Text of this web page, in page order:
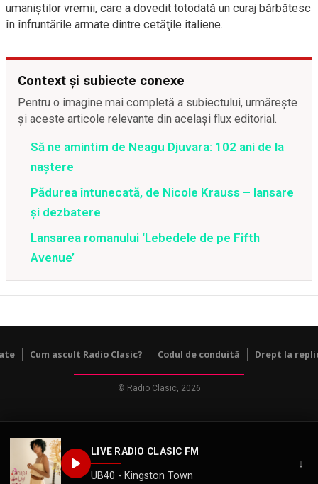
LIVE RADIO CLASIC FM
UB40 - Kingston Town
↓
umaniştilor vremii, care a dovedit totodată un curaj bărbătesc
în înfruntările armate dintre cetăţile italiene.
Context și subiecte conexe
Pentru o imagine mai completă a subiectului, urmărește
și aceste articole relevante din același flux editorial.
Să ne amintim de Neagu Djuvara: 102 ani de la
naștere
Pădurea întunecată, de Nicole Krauss – lansare
și dezbatere
Lansarea romanului ‘Lebedele de pe Fifth
Avenue’
Cum ascult Radio Clasic? Codul de conduită Drept la
© Radio Clasic, 2026